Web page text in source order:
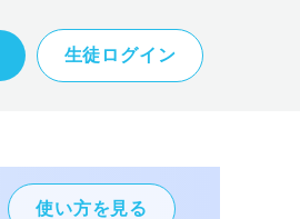
生徒ログイン
使い方を見る